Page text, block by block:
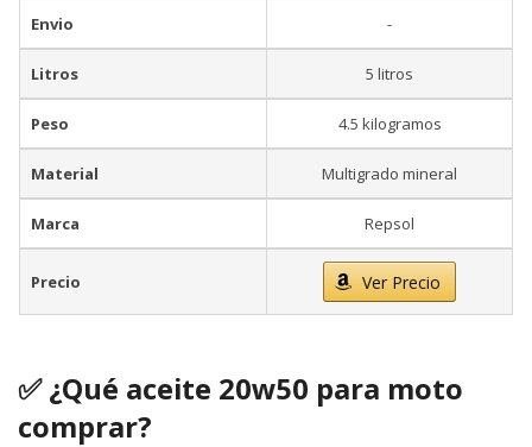
Envio -
Litros 5 litros
Peso 4.5 kilogramos
Material Multigrado mineral
Marca Repsol
Precio Ver Precio
✅¿Qué aceite 20w50 para moto
comprar?